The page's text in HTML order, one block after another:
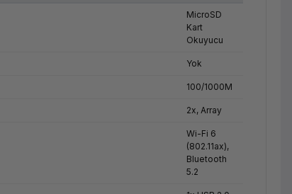
MicroSD
Kart
Okuyucu
Yok
100/1000M
2x, Array
Wi-Fi 6
(802.11ax),
Bluetooth
5.2